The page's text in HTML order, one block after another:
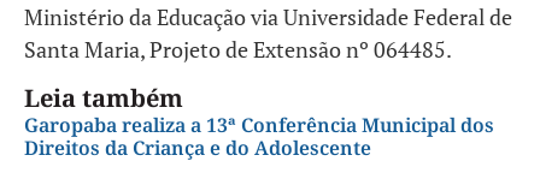
Ministério da Educação via Universidade Federal de
Santa Maria, Projeto de Extensão nº 064485.
Leia também
Garopaba realiza a 13ª Conferência Municipal dos
Direitos da Criança e do Adolescente